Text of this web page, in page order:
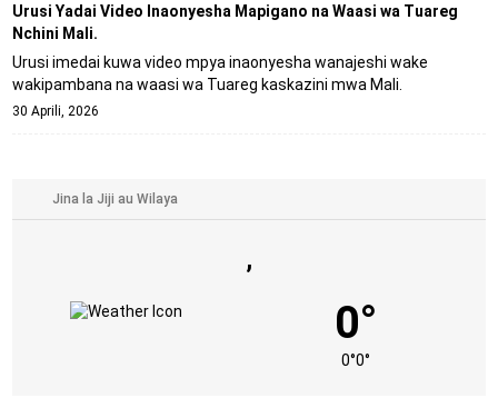
Urusi Yadai Video Inaonyesha Mapigano na Waasi wa Tuareg
Nchini Mali.
Urusi imedai kuwa video mpya inaonyesha wanajeshi wake
wakipambana na waasi wa Tuareg kaskazini mwa Mali.
30 Aprili, 2026
,
0°
0°0°